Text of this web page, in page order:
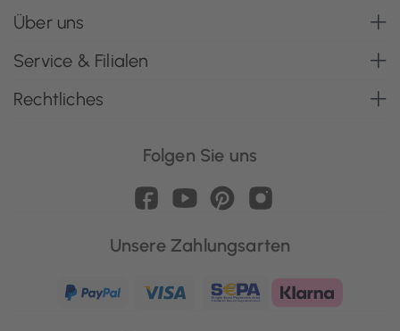
Über uns
Service & Filialen
Rechtliches
Folgen Sie uns
Unsere Zahlungsarten